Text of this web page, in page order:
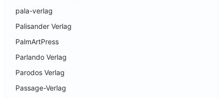
pala-verlag
Palisander Verlag
PalmArtPress
Parlando Verlag
Parodos Verlag
Passage-Verlag